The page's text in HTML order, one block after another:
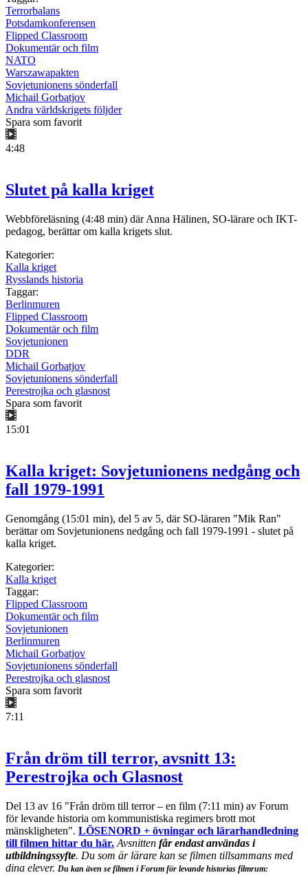
Terrorbalans
Potsdamkonferensen
Flipped Classroom
Dokumentär och film
NATO
Warszawapakten
Sovjetunionens sönderfall
Michail Gorbatjov
Andra världskrigets följder
Spara som favorit
4:48
Slutet på kalla kriget
Webbföreläsning (4:48 min) där Anna Hälinen, SO-lärare och IKT-
pedagog, berättar om kalla krigets slut.
Kategorier:
Kalla kriget
Rysslands historia
Taggar:
Berlinmuren
Flipped Classroom
Dokumentär och film
Sovjetunionen
DDR
Michail Gorbatjov
Sovjetunionens sönderfall
Perestrojka och glasnost
Spara som favorit
15:01
Kalla kriget: Sovjetunionens nedgång och
fall 1979-1991
Genomgång (15:01 min), del 5 av 5, där SO-läraren "Mik Ran"
berättar om Sovjetunionens nedgång och fall 1979-1991 - slutet på
kalla kriget.
Kategorier:
Kalla kriget
Taggar:
Flipped Classroom
Dokumentär och film
Sovjetunionen
Berlinmuren
Michail Gorbatjov
Sovjetunionens sönderfall
Perestrojka och glasnost
Spara som favorit
7:11
Från dröm till terror, avsnitt 13:
Perestrojka och Glasnost
Del 13 av 16 "Från dröm till terror – en film (7:11 min) av Forum
för levande historia om kommunistiska regimers brott mot
mänskligheten". LÖSENORD + övningar och lärarhandledning
till filmen hittar du här. Avsnitten får endast användas i
utbildningssyfte. Du som är lärare kan se filmen tillsammans med
dina elever. Du kan även se filmen i Forum för levande historias filmrum: